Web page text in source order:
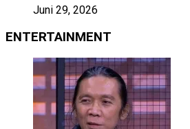
Juni 29, 2026
ENTERTAINMENT